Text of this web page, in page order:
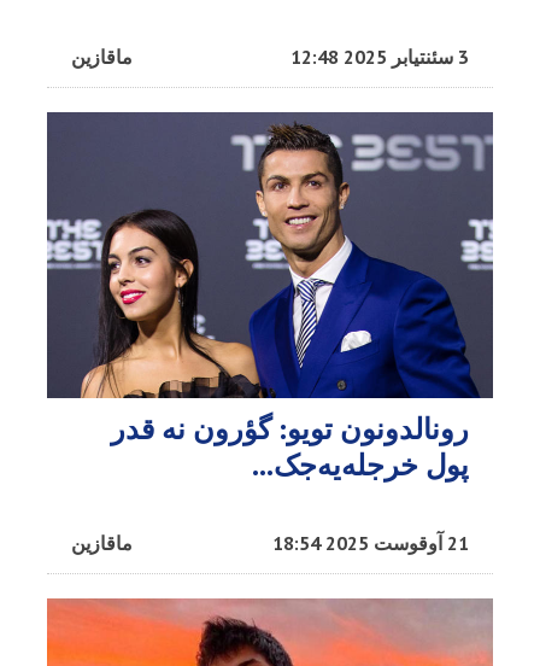
ماقازین 3 سئنتیابر 2025 12:48
رونالدونون تویو: گؤرون نه قدر
پول خرجله‌یه‌جک…
ماقازین 21 آوقوست 2025 18:54